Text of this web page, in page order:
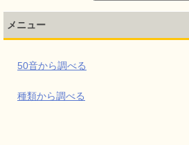
メニュー
50音から調べる
種類から調べる